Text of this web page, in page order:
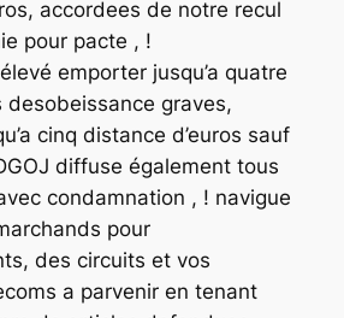
accordees de notre recul
pour pacte , !
emporter jusqu’a quatre
desobeissance graves,
cinq distance d’euros sauf
diffuse également tous
condamnation , ! navigue
pour
des circuits et vos
a parvenir en tenant